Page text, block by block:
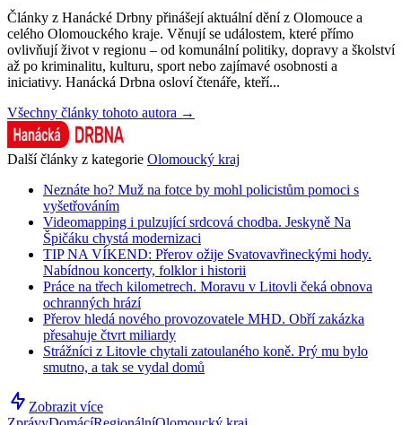
Články z Hanácké Drbny přinášejí aktuální dění z Olomouce a
celého Olomouckého kraje. Věnují se událostem, které přímo
ovlivňují život v regionu – od komunální politiky, dopravy a školství
až po kriminalitu, kulturu, sport nebo zajímavé osobnosti a
iniciativy. Hanácká Drbna osloví čtenáře, kteří...
Všechny články tohoto autora →
Další články z kategorie Olomoucký kraj
Neznáte ho? Muž na fotce by mohl policistům pomoci s
vyšetřováním
Videomapping i pulzující srdcová chodba. Jeskyně Na
Špičáku chystá modernizaci
TIP NA VÍKEND: Přerov ožije Svatovavřineckými hody.
Nabídnou koncerty, folklor i historii
Práce na třech kilometrech. Moravu v Litovli čeká obnova
ochranných hrází
Přerov hledá nového provozovatele MHD. Obří zakázka
přesahuje čtvrt miliardy
Strážníci z Litovle chytali zatoulaného koně. Prý mu bylo
smutno, a tak se vydal domů
Zobrazit více